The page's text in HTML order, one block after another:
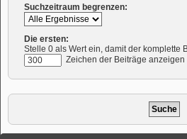
Suchzeitraum begrenzen:
Die ersten:
Stelle 0 als Wert ein, damit der komplette
Zeichen der Beiträge anzeigen